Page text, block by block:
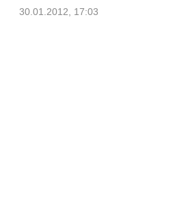
30.01.2012, 17:03